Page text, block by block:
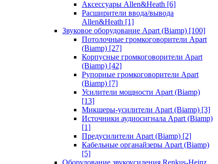
Аксессуары Allen&Heath [6]
Расширители ввода/вывода
Allen&Heath [1]
Звуковое оборудование Apart (Biamp) [100]
Потолочные громкоговорители Apart
(Biamp) [27]
Корпусные громкоговорители Apart
(Biamp) [42]
Рупорные громкоговорители Apart
(Biamp) [7]
Усилители мощности Apart (Biamp)
[13]
Микшеры-усилители Apart (Biamp) [3]
Источники аудиосигнала Apart (Biamp)
[1]
Предусилители Apart (Biamp) [2]
Кабельные органайзеры Apart (Biamp)
[5]
Оборудование звукоусиления Renkus-Heinz